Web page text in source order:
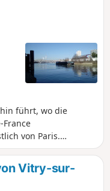
führt, wo die
von Paris.
eine Schleuse an
Kulturerbe
Route.Vitry-sur-